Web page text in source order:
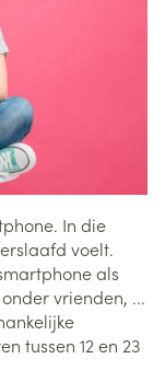
In die
voelt.
als
vrienden, ...
tussen 12 en 23